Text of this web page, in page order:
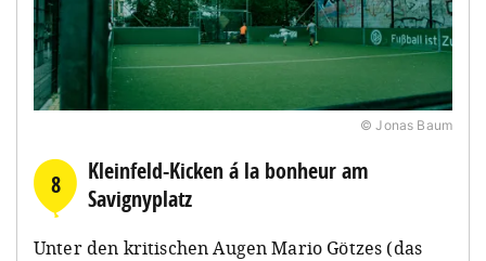
© Jonas Baum
8
Kleinfeld-Kicken á la bonheur am
Savignyplatz
Unter den kritischen Augen Mario Götzes (das